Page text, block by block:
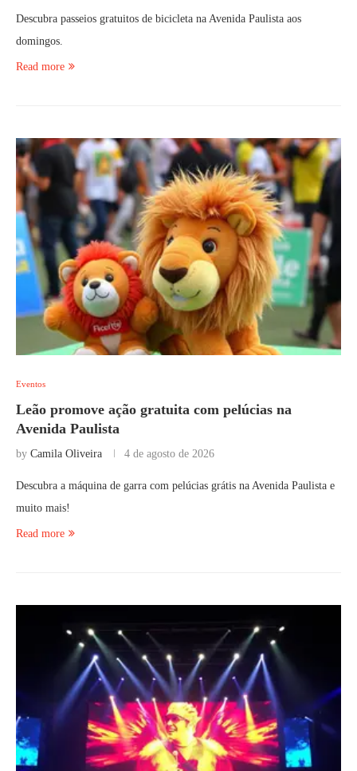
Descubra passeios gratuitos de bicicleta na Avenida Paulista aos
domingos.
Read more
Eventos
Leão promove ação gratuita com pelúcias na
Avenida Paulista
by Camila Oliveira 4 de agosto de 2026
Descubra a máquina de garra com pelúcias grátis na Avenida Paulista e
muito mais!
Read more